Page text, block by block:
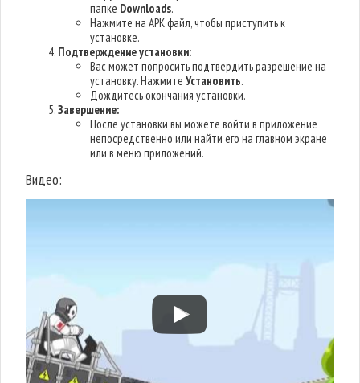
папке Downloads.
Нажмите на APK файл, чтобы приступить к
установке.
Подтверждение установки:
Вас может попросить подтвердить разрешение на
установку. НажмитеУстановить.
Дождитесь окончания установки.
Завершение:
После установки вы можете войти в приложение
непосредственно или найти его на главном экране
или в меню приложений.
Видео: